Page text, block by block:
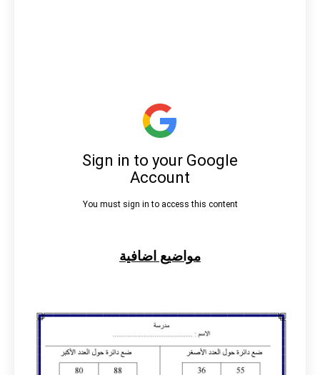
مواضيع اضافية